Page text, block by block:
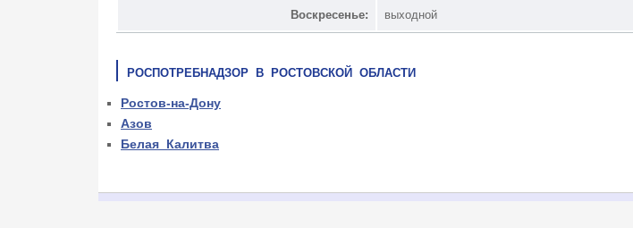
Воскресенье: выходной
РОСПОТРЕБНАДЗОР В РОСТОВСКОЙ ОБЛАСТИ
Ростов-на-Дону
Азов
Белая Калитва